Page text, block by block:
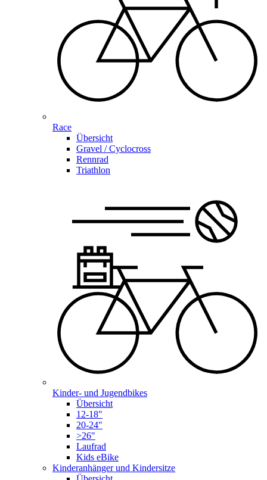
Race
Übersicht
Gravel / Cyclocross
Rennrad
Triathlon
Kinder- und Jugendbikes
Übersicht
12-18"
20-24"
>26"
Laufrad
Kids eBike
Kinderanhänger und Kindersitze